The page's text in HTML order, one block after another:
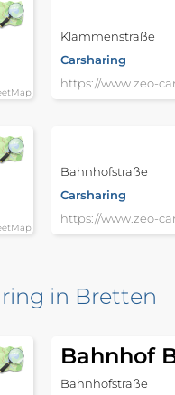
Klammenstraße
Carsharing
https://www.zeo-
Bahnhofstraße
Carsharing
https://www.zeo-
in Bretten
Bahnhof
Bahnhofstraße